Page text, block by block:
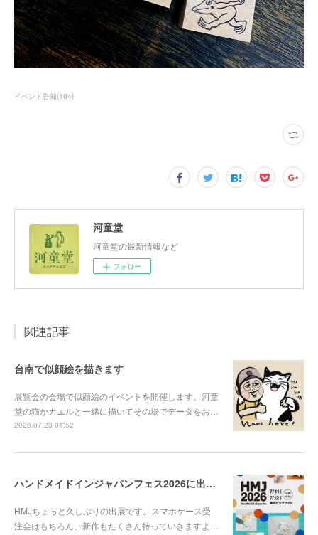
イベント告知(104)
河童堂
河童堂の最新情報など
フォロー
関連記事
台南で似顔絵を描きます
展覧会の会場で似顔絵のイベントを開催します。河童
堂の猫かカエルと一緒に描いてその場でデータをお…
2026.07.23 01:52
ハンドメイドインジャパンフェス2026に出展します
HMJちょっと久しぶりの出展です。スマホケース受
注会はもちろん、新作もたくさん持っていきますよ…